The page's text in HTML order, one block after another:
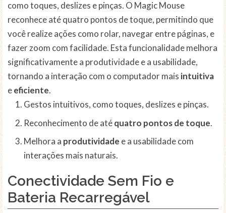
como toques, deslizes e pinças. O Magic Mouse
reconhece até quatro pontos de toque, permitindo que
você realize ações como rolar, navegar entre páginas, e
fazer zoom com facilidade. Esta funcionalidade melhora
significativamente a produtividade e a usabilidade,
tornando a interação com o computador mais intuitiva
eeficiente.
Gestos intuitivos, como toques, deslizes e pinças.
Reconhecimento de atéquatro pontos de toque.
Melhora a produtividade e a usabilidade com
interações mais naturais.
Conectividade Sem Fio e
Bateria Recarregável